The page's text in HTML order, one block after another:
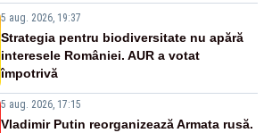
5 aug. 2026, 19:37
Strategia pentru biodiversitate nu apără
interesele României. AUR a votat
împotrivă
5 aug. 2026, 17:15
Vladimir Putin reorganizează Armata rusă.